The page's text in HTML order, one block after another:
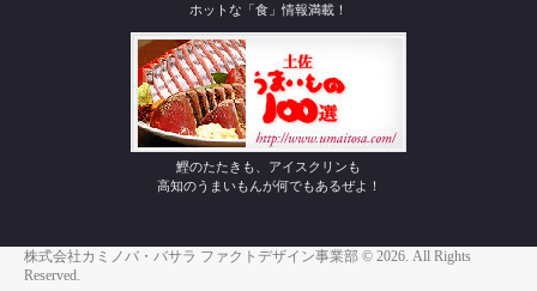
ホットな「食」情報満載！
鰹のたたきも、アイスクリンも
高知のうまいもんが何でもあるぜよ！
株式会社カミノバ・バサラ ファクトデザイン事業部 © 2026. All Rights
Reserved.